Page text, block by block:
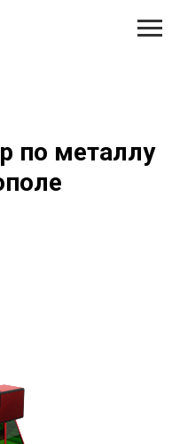
по металлу